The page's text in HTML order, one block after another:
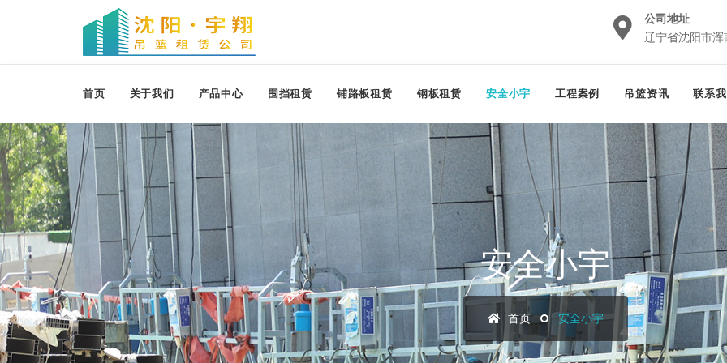
公司地址
辽宁省沈阳市
首页 关于我们 产品中心 围挡租赁 铺路板租赁 钢板租赁 安全小宇 工程案例 吊篮资讯 联系
安全小宇
首页 安全小宇